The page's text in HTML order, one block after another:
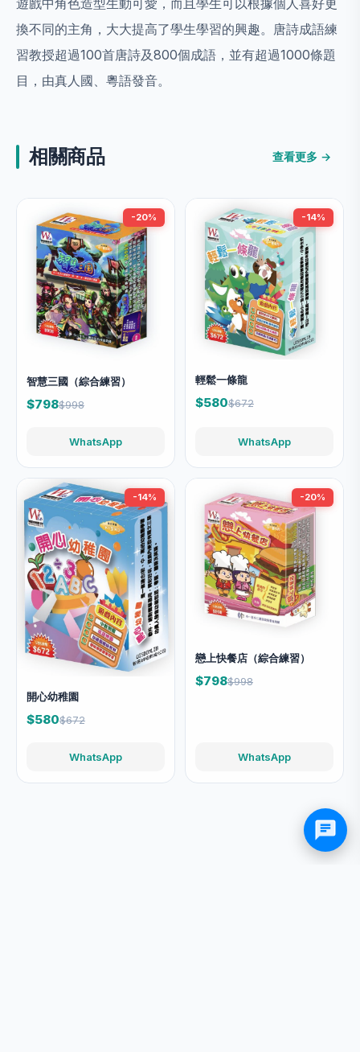
遊戲中角色造型生動可愛，而且學生可以根據個人喜好更
換不同的主角，大大提高了學生學習的興趣。唐詩成語練
習教授超過100首唐詩及800個成語，並有超過1000條題
目，由真人國、粵語發音。
相關商品 查看更多 →
-20%
智慧三國（綜合練習）
$798$998
WhatsApp
-14%
輕鬆一條龍
$580$672
WhatsApp
-14%
開心幼稚園
$580$672
WhatsApp
-20%
戀上快餐店（綜合練習）
$798$998
WhatsApp